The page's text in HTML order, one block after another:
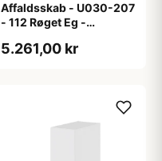
Affaldsskab - U030-207
- 112 Røget Eg -
5.261,00 kr